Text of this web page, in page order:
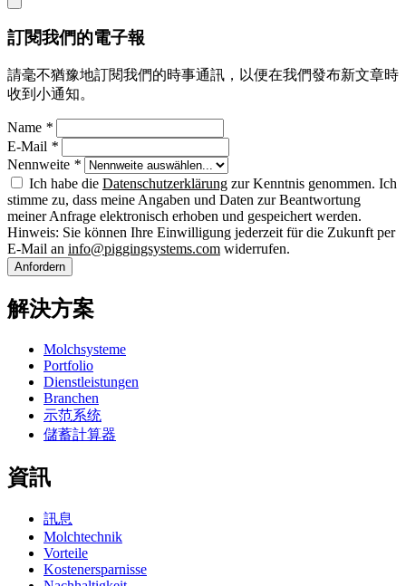
訂閱我們的電子報
請毫不猶豫地訂閱我們的時事通訊，以便在我們發布新文章時
收到小通知。
Name *
E-Mail *
Nennweite *
Ich habe die Datenschutzerklärung zur Kenntnis genommen. Ich
stimme zu, dass meine Angaben und Daten zur Beantwortung
meiner Anfrage elektronisch erhoben und gespeichert werden.
Hinweis: Sie können Ihre Einwilligung jederzeit für die Zukunft per
E-Mail an info@piggingsystems.com widerrufen.
Anfordern
解決方案
Molchsysteme
Portfolio
Dienstleistungen
Branchen
示范系统
儲蓄計算器
資訊
訊息
Molchtechnik
Vorteile
Kostenersparnisse